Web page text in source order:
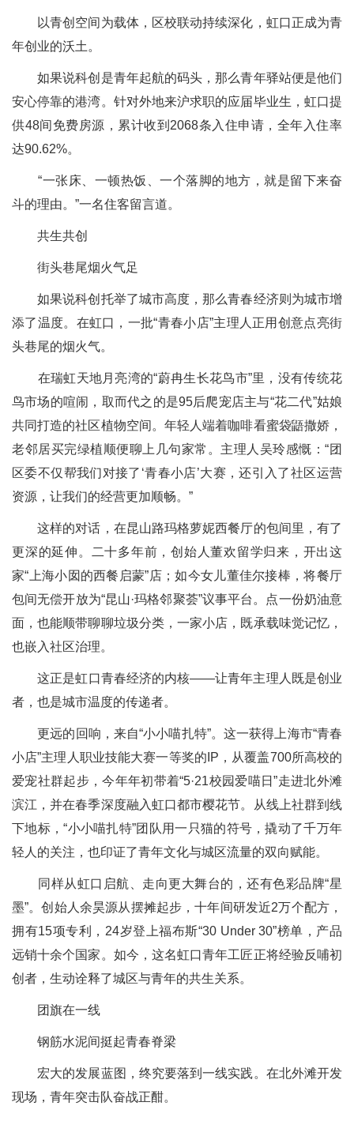
以青创空间为载体，区校联动持续深化，虹口正成为青
年创业的沃土。
如果说科创是青年起航的码头，那么青年驿站便是他们
安心停靠的港湾。针对外地来沪求职的应届毕业生，虹口提
供48间免费房源，累计收到2068条入住申请，全年入住率
达90.62%。
“一张床、一顿热饭、一个落脚的地方，就是留下来奋
斗的理由。”一名住客留言道。
共生共创
街头巷尾烟火气足
如果说科创托举了城市高度，那么青春经济则为城市增
添了温度。在虹口，一批“青春小店”主理人正用创意点亮街
头巷尾的烟火气。
在瑞虹天地月亮湾的“蔚冉生长花鸟市”里，没有传统花
鸟市场的喧闹，取而代之的是95后爬宠店主与“花二代”姑娘
共同打造的社区植物空间。年轻人端着咖啡看蜜袋鼯撒娇，
老邻居买完绿植顺便聊上几句家常。主理人吴玲感慨：“团
区委不仅帮我们对接了‘青春小店’大赛，还引入了社区运营
资源，让我们的经营更加顺畅。”
这样的对话，在昆山路玛格萝妮西餐厅的包间里，有了
更深的延伸。二十多年前，创始人董欢留学归来，开出这
家“上海小囡的西餐启蒙”店；如今女儿董佳尔接棒，将餐厅
包间无偿开放为“昆山·玛格邻聚荟”议事平台。点一份奶油意
面，也能顺带聊聊垃圾分类，一家小店，既承载味觉记忆，
也嵌入社区治理。
这正是虹口青春经济的内核——让青年主理人既是创业
者，也是城市温度的传递者。
更远的回响，来自“小小喵扎特”。这一获得上海市“青春
小店”主理人职业技能大赛一等奖的IP，从覆盖700所高校的
爱宠社群起步，今年年初带着“5·21校园爱喵日”走进北外滩
滨江，并在春季深度融入虹口都市樱花节。从线上社群到线
下地标，“小小喵扎特”团队用一只猫的符号，撬动了千万年
轻人的关注，也印证了青年文化与城区流量的双向赋能。
同样从虹口启航、走向更大舞台的，还有色彩品牌“星
墨”。创始人余昊源从摆摊起步，十年间研发近2万个配方，
拥有15项专利，24岁登上福布斯“30 Under 30”榜单，产品
远销十余个国家。如今，这名虹口青年工匠正将经验反哺初
创者，生动诠释了城区与青年的共生关系。
团旗在一线
钢筋水泥间挺起青春脊梁
宏大的发展蓝图，终究要落到一线实践。在北外滩开发
现场，青年突击队奋战正酣。